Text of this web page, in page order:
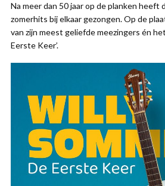
Na meer dan 50 jaar op de planken heeft
zomerhits bij elkaar gezongen. Op de
van zijn meest geliefde meezingers én
Eerste Keer’.